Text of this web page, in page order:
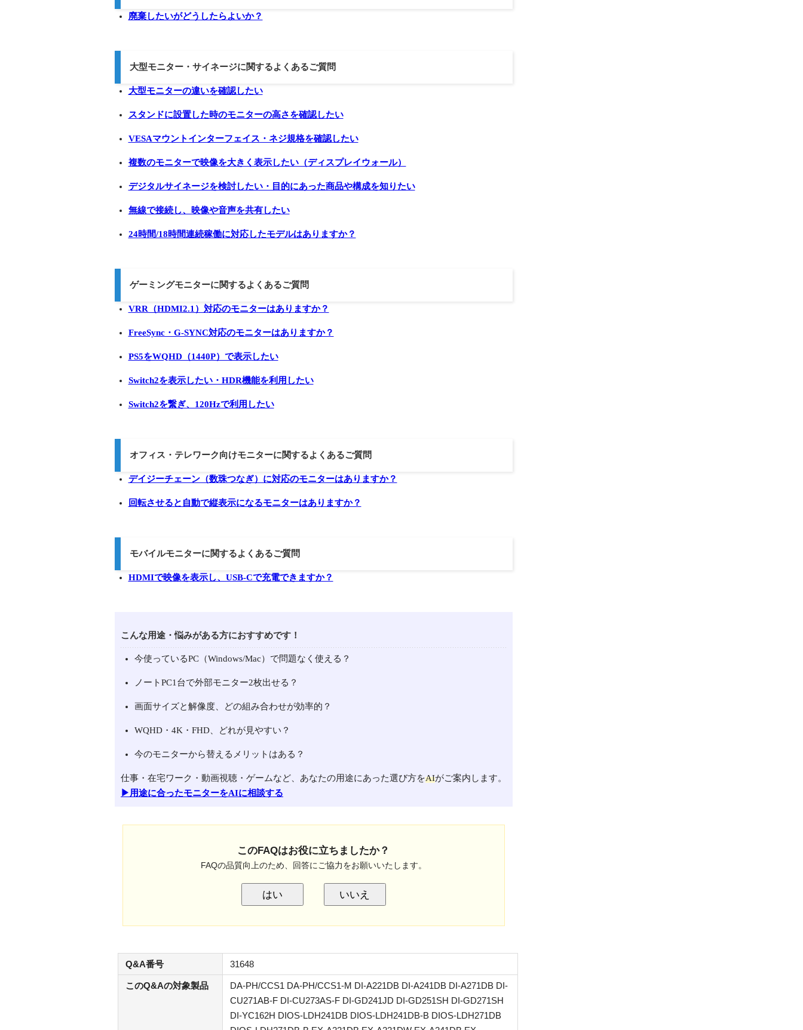
廃棄したいがどうしたらよいか？
大型モニター・サイネージに関するよくあるご質問
大型モニターの違いを確認したい
スタンドに設置した時のモニターの高さを確認したい
VESAマウントインターフェイス・ネジ規格を確認したい
複数のモニターで映像を大きく表示したい（ディスプレイウォール）
デジタルサイネージを検討したい・目的にあった商品や構成を知りたい
無線で接続し、映像や音声を共有したい
24時間/18時間連続稼働に対応したモデルはありますか？
ゲーミングモニターに関するよくあるご質問
VRR（HDMI2.1）対応のモニターはありますか？
FreeSync・G-SYNC対応のモニターはありますか？
PS5をWQHD（1440P）で表示したい
Switch2を表示したい・HDR機能を利用したい
Switch2を繋ぎ、120Hzで利用したい
オフィス・テレワーク向けモニターに関するよくあるご質問
デイジーチェーン（数珠つなぎ）に対応のモニターはありますか？
回転させると自動で縦表示になるモニターはありますか？
モバイルモニターに関するよくあるご質問
HDMIで映像を表示し、USB-Cで充電できますか？
こんな用途・悩みがある方におすすめです！
今使っているPC（Windows/Mac）で問題なく使える？
ノートPC1台で外部モニター2枚出せる？
画面サイズと解像度、どの組み合わせが効率的？
WQHD・4K・FHD、どれが見やすい？
今のモニターから替えるメリットはある？
仕事・在宅ワーク・動画視聴・ゲームなど、あなたの用途にあった選び方をAIがご案内します。
▶用途に合ったモニターをAIに相談する
このFAQはお役に立ちましたか？
FAQの品質向上のため、回答にご協力をお願いいたします。
はい いいえ
Q&A番号 31648
このQ&Aの対象製品
DA-PH/CCS1 DA-PH/CCS1-M DI-A221DB DI-A241DB DI-A271DB DI-
CU271AB-F DI-CU273AS-F DI-GD241JD DI-GD251SH DI-GD271SH
DI-YC162H DIOS-LDH241DB DIOS-LDH241DB-B DIOS-LDH271DB